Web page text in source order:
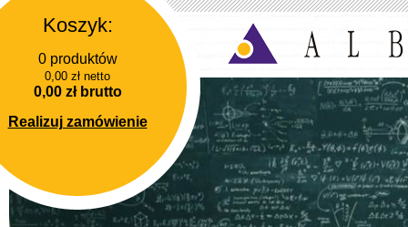
Koszyk:
0 produktów
0,00 zł netto
0,00 zł brutto
Realizuj zamówienie